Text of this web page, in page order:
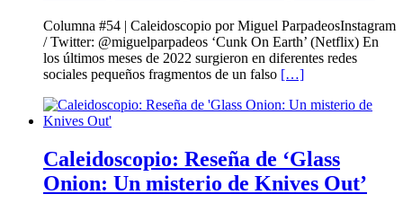
Columna #54 | Caleidoscopio por Miguel ParpadeosInstagram
/ Twitter: @miguelparpadeos ‘Cunk On Earth’ (Netflix) En
los últimos meses de 2022 surgieron en diferentes redes
sociales pequeños fragmentos de un falso […]
Caleidoscopio: Reseña de ‘Glass
Onion: Un misterio de Knives Out’